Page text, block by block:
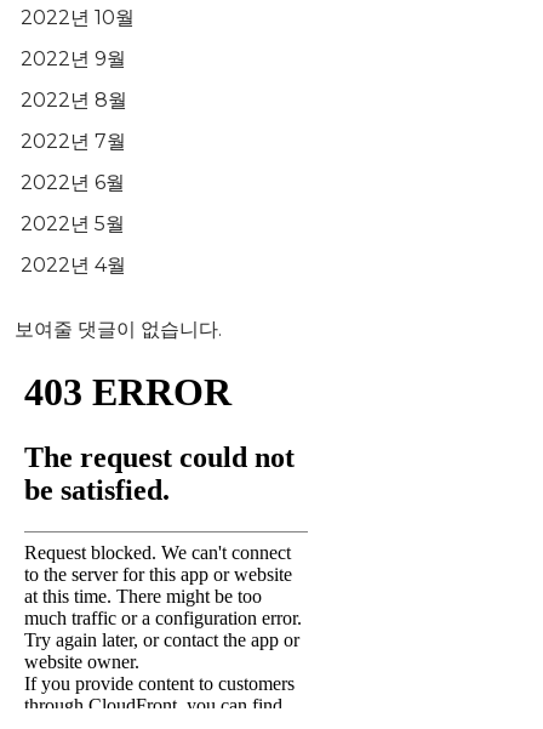
2022년 10월
2022년 9월
2022년 8월
2022년 7월
2022년 6월
2022년 5월
2022년 4월
보여줄 댓글이 없습니다.